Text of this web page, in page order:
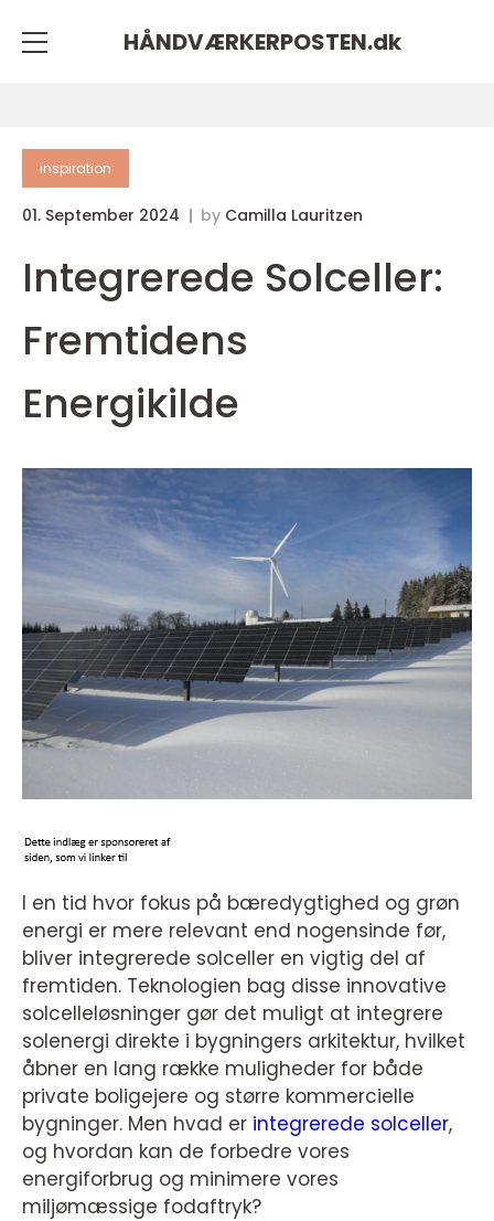
HÅNDVÆRKERPOSTEN.dk
inspiration
01. September 2024 by Camilla Lauritzen
Integrerede Solceller:
Fremtidens
Energikilde
I en tid hvor fokus på bæredygtighed og grøn
energi er mere relevant end nogensinde før,
bliver integrerede solceller en vigtig del af
fremtiden. Teknologien bag disse innovative
solcelleløsninger gør det muligt at integrere
solenergi direkte i bygningers arkitektur, hvilket
åbner en lang række muligheder for både
private boligejere og større kommercielle
bygninger. Men hvad er integrerede solceller,
og hvordan kan de forbedre vores
energiforbrug og minimere vores
miljømæssige fodaftryk?